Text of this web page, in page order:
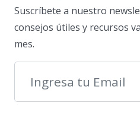
Suscríbete a nuestro
consejos útiles y recursos
mes.